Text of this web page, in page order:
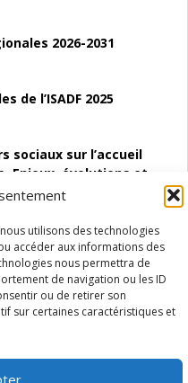
utilisons des technologies
accéder aux informations des
nous permettra de
de navigation ou les ID
ou de retirer son
sur certaines caractéristiques et
2026-2031
de l’ISADF 2025
sociaux sur l’accueil
Enjeux, évolutions et
d’emploi (SAACE)
indicateurs